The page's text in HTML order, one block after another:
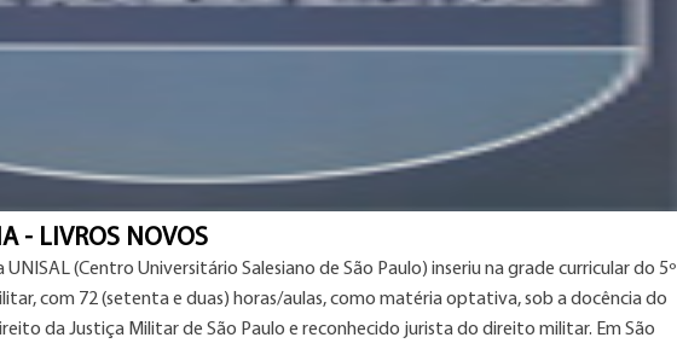
- LIVROS NOVOS
(Centro Universitário Salesiano de São Paulo) inseriu na grade curricular do 5º
com 72 (setenta e duas) horas/aulas, como matéria optativa, sob a docência do
da Justiça Militar de São Paulo e reconhecido jurista do direito militar. Em São